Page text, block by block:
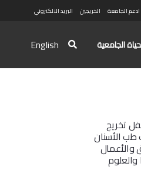
ادعم الجامعة الخريجين البريد الالكتروني
الجامعية English
تخريج
طب الأسنان
والأعمال
والعلوم